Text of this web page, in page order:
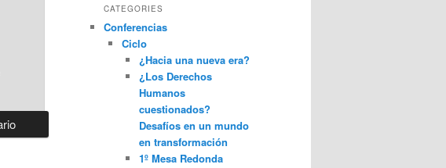
CATEGORIES
Conferencias
Ciclo
¿Hacia una nueva era?
¿Los Derechos
Humanos
cuestionados?
Desafíos en un mundo
en transformación
1º Mesa Redonda